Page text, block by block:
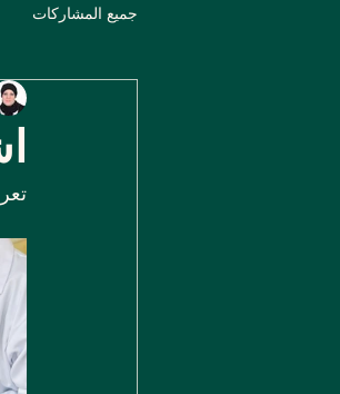
جميع المشاركات